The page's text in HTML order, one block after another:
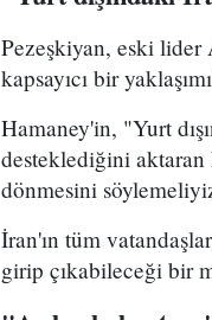
Pezeşkiyan, eski lider
kapsayıcı bir
Hamaney'in, "Yurt
desteklediğini
dönmesini
İran'ın tüm
girip çıkabileceği bir